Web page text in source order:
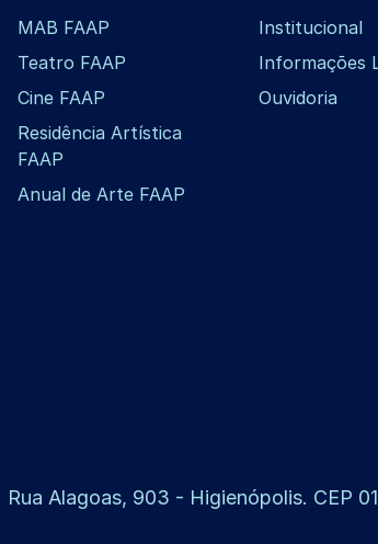
MAB FAAP
Teatro FAAP
Cine FAAP
Residência Artística
FAAP
Anual de Arte FAAP
Institucional
Informações
Ouvidoria
Rua Alagoas, 903 - Higienópolis. CEP